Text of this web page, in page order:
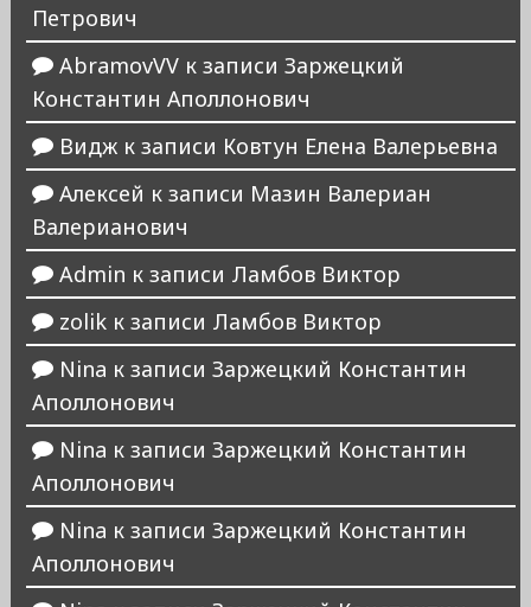
Петрович
AbramovVVк записи Заржецкий
Константин Аполлонович
Виджк записи Ковтун Елена Валерьевна
Алексей к записи Мазин Валериан
Валерианович
Admin к записи Ламбов Виктор
zolikк записи Ламбов Виктор
Nina к записи Заржецкий Константин
Аполлонович
Nina к записи Заржецкий Константин
Аполлонович
Nina к записи Заржецкий Константин
Аполлонович